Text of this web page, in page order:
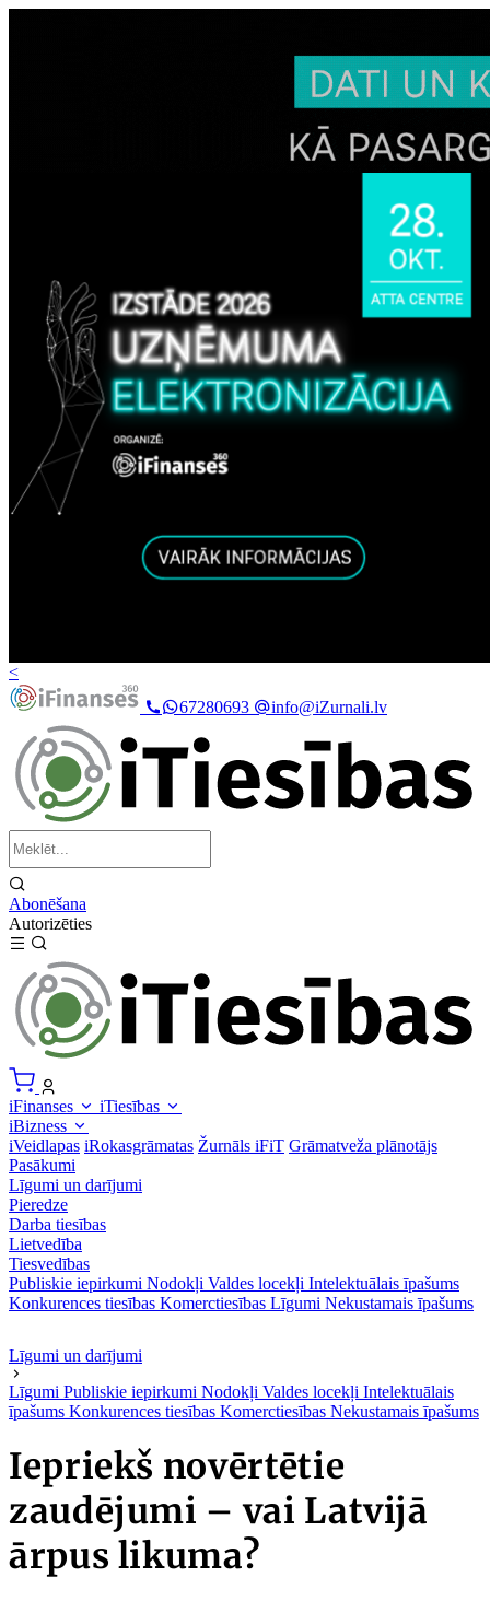
<
67280693
info@iZurnali.lv
Abonēšana
Autorizēties
iFinanses
iTiesības
iBizness
iVeidlapas iRokasgrāmatas Žurnāls iFiT Grāmatveža plānotājs
Pasākumi
Līgumi un darījumi
Pieredze
Darba tiesības
Lietvedība
Tiesvedības
Publiskie iepirkumi Nodokļi Valdes locekļi Intelektuālais īpašums
Konkurences tiesības Komerctiesības Līgumi Nekustamais īpašums
Līgumi un darījumi
Līgumi Publiskie iepirkumi Nodokļi Valdes locekļi Intelektuālais
īpašums Konkurences tiesības Komerctiesības Nekustamais īpašums
Iepriekš novērtētie
zaudējumi – vai Latvijā
ārpus likuma?